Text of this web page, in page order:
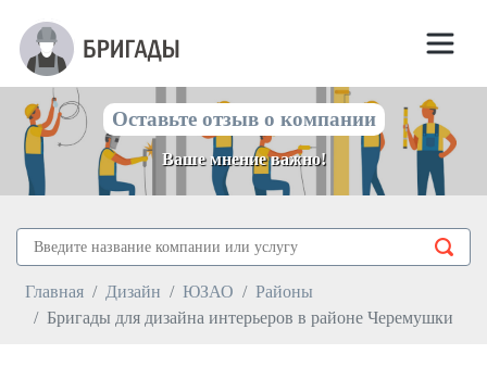
Оставьте отзыв о компании
Ваше мнение важно!
Главная Дизайн ЮЗАО
Районы
Бригады для дизайна интерьеров в районе Черемушки